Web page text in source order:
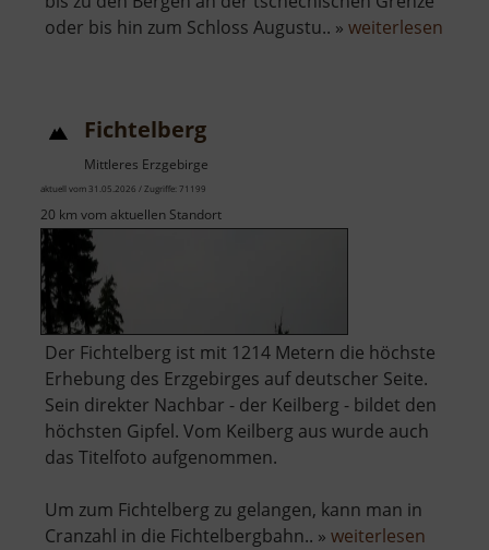
oder bis hin zum Schloss Augustu.. » weiterlesen
Fichtelberg
Mittleres Erzgebirge
aktuell vom 31.05.2026 / Zugriffe: 71199
20 km vom aktuellen Standort
Der Fichtelberg ist mit 1214 Metern die höchste
Erhebung des Erzgebirges auf deutscher Seite.
Sein direkter Nachbar - der Keilberg - bildet den
höchsten Gipfel. Vom Keilberg aus wurde auch
das Titelfoto aufgenommen.
Um zum Fichtelberg zu gelangen, kann man in
Cranzahl in die Fichtelbergbahn.. » weiterlesen